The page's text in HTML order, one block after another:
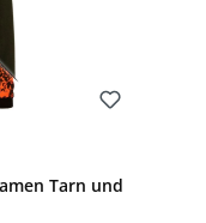
Tarn und